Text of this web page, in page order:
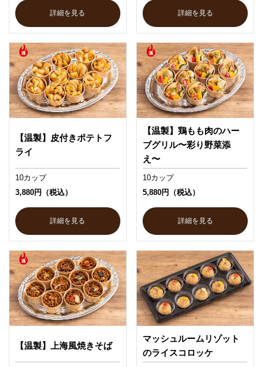
詳細を見る 詳細を見る
【温製】皮付きポテトフ
ライ
10カップ
3,880円（税込）
詳細を見る
【温製】鶏もも肉のハー
ブグリル〜彩り野菜添
え〜
10カップ
5,880円（税込）
詳細を見る
【温製】上海風焼きそば
マッシュルームリゾット
のライスコロッケ